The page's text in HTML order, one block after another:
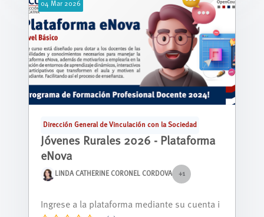
04 Mar 2026
Dirección General de Vinculación con la Sociedad
Jóvenes Rurales 2026 - Plataforma
eNova
LINDA CATHERINE CORONEL CORDOVA +1
as que estás a punto de descubrir una...